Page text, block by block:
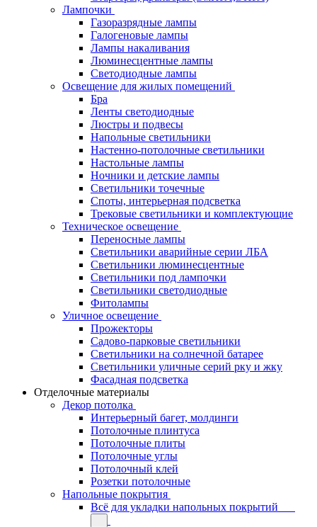
Лампочки
Газоразрядные лампы
Галогеновые лампы
Лампы накаливания
Люминесцентные лампы
Светодиодные лампы
Освещение для жилых помещений
Бра
Ленты светодиодные
Люстры и подвесы
Напольные светильники
Настенно-потолочные светильники
Настольные лампы
Ночники и детские лампы
Светильники точечные
Споты, интерьерная подсветка
Трековые светильники и комплектующие
Техническое освещение
Переносные лампы
Светильники аварийные серии ЛБА
Светильники люминесцентные
Светильники под лампочки
Светильники светодиодные
Фитолампы
Уличное освещение
Прожекторы
Садово-парковые светильники
Светильники на солнечной батарее
Светильники уличные серий рку и жку
Фасадная подсветка
Отделочные материалы
Декор потолка
Интерьерный багет, молдинги
Потолочные плинтуса
Потолочные плиты
Потолочные углы
Потолочный клей
Розетки потолочные
Напольные покрытия
Всё для укладки напольных покрытий